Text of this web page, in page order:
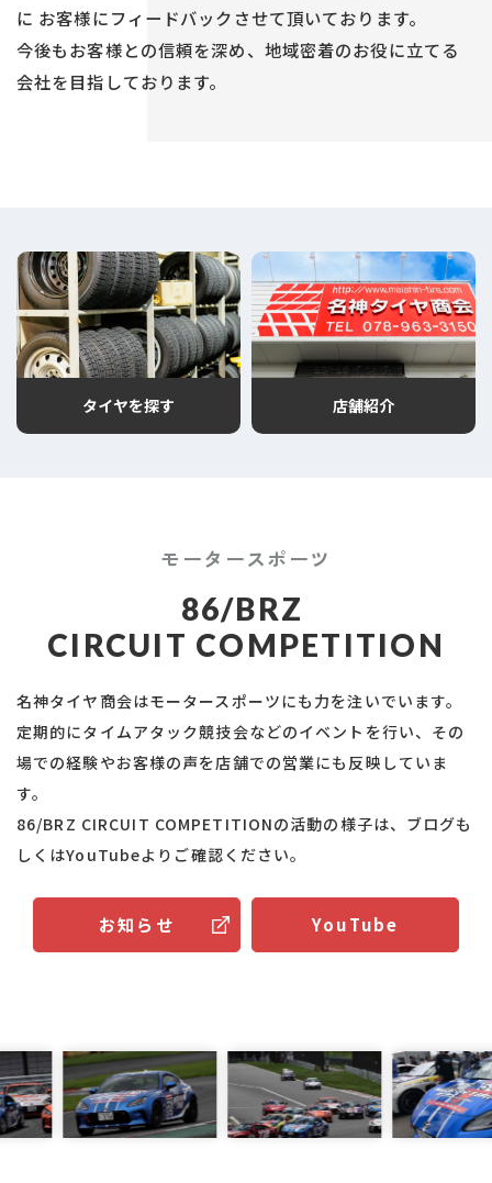
に お客様にフィードバックさせて頂いております。
今後もお客様との信頼を深め、地域密着のお役に立てる
会社を目指しております。
タイヤを探す 店舗紹介
モータースポーツ
86/BRZ
CIRCUIT COMPETITION
名神タイヤ商会はモータースポーツにも力を注いでいます。
定期的にタイムアタック競技会などのイベントを行い、その
場での経験やお客様の声を店舗での営業にも反映していま
す。
86/BRZ ​​​​​​​CIRCUIT COMPETITIONの活動の様子は、ブログも
しくはYouTubeよりご確認ください。​​​​​​​
お知らせ YouTube